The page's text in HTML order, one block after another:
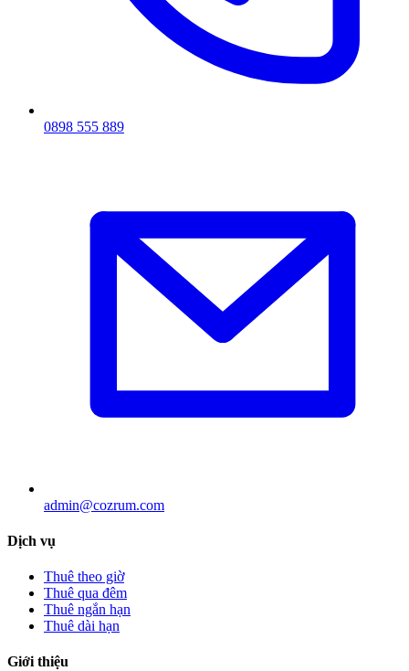
0898 555 889
admin@cozrum.com
Dịch vụ
Thuê theo giờ
Thuê qua đêm
Thuê ngắn hạn
Thuê dài hạn
Giới thiệu